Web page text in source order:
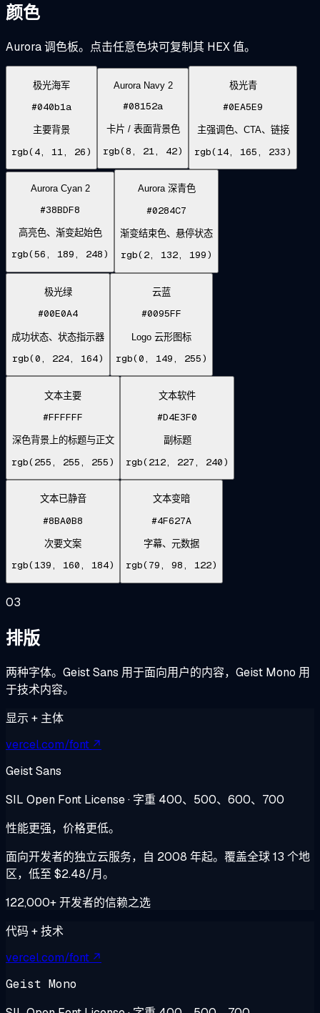
颜色
Aurora 调色板。点击任意色块可复制其 HEX 值。
极光海军
#040b1a
主要背景
rgb(4, 11, 26)
Aurora Navy 2
#08152a
卡片 / 表面背景色
rgb(8, 21, 42)
极光青
#0EA5E9
主强调色、CTA、链接
rgb(14, 165, 233)
Aurora Cyan 2
#38BDF8
高亮色、渐变起始色
rgb(56, 189, 248)
Aurora 深青色
#0284C7
渐变结束色、悬停状态
rgb(2, 132, 199)
极光绿
#00E0A4
成功状态、状态指示器
rgb(0, 224, 164)
云蓝
#0095FF
Logo 云形图标
rgb(0, 149, 255)
文本主要
#FFFFFF
深色背景上的标题与正文
rgb(255, 255, 255)
文本软件
#D4E3F0
副标题
rgb(212, 227, 240)
文本已静音
#8BA0B8
次要文案
rgb(139, 160, 184)
文本变暗
#4F627A
字幕、元数据
rgb(79, 98, 122)
03
排版
两种字体。Geist Sans 用于面向用户的内容，Geist Mono 用
于技术内容。
显示 + 主体
vercel.com/font ↗
Geist Sans
SIL Open Font License · 字重 400、500、600、700
性能更强，价格更低。
面向开发者的独立云服务，自 2008 年起。覆盖全球 13 个地
区，低至 $2.48/月。
122,000+ 开发者的信赖之选
代码 + 技术
vercel.com/font ↗
Geist Mono